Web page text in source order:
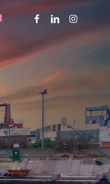
facebooklinkedininstagram